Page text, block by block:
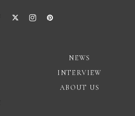
NEWS
INTERVIEW
ABOUT US